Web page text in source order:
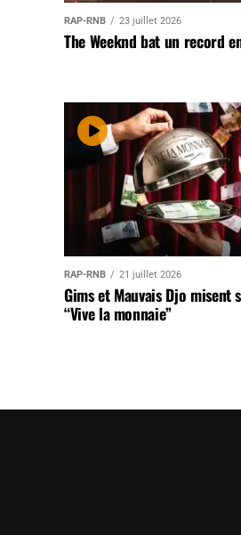
RAP-RNB 23 juillet 2026
The Weeknd bat un record
RAP-RNB 21 juillet 2026
Gims et Mauvais Djo misent
“Vive la monnaie”